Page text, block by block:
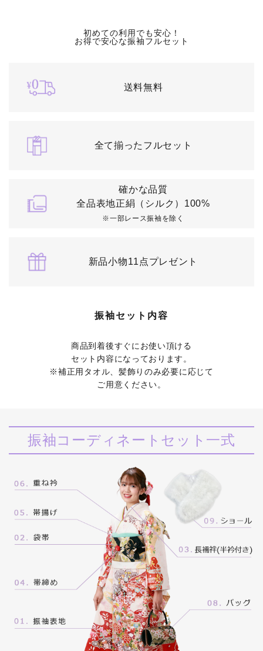
初めての利用でも安心！
お得で安心な振袖フルセット
送料無料
全て揃ったフルセット
確かな品質
全品表地正絹（シルク）100%
※一部レース振袖を除く
新品小物11点プレゼント
振袖セット内容
商品到着後すぐにお使い頂ける
セット内容になっております。
※補正用タオル、髪飾りのみ必要に応じて
ご用意ください。
振袖コーディネートセット一式